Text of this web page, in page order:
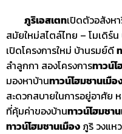
ภูริเอสเตทเปิดตัวอสังห
สมัยใหม่สไตล์ไทย – โมเดิร์
เปิดโครงการใหม่ บ้านรมย์ดี
ลำลูกกา สองโครงการทาวน์โ
มองหาบ้านทาวน์โฮมชานเมือ
สะดวกสบายในการอยู่อาศัย
ที่คุ้มค่าของบ้านทาวน์โฮมชา
ทาวน์โฮมชานเมือง ภูริ วงแห